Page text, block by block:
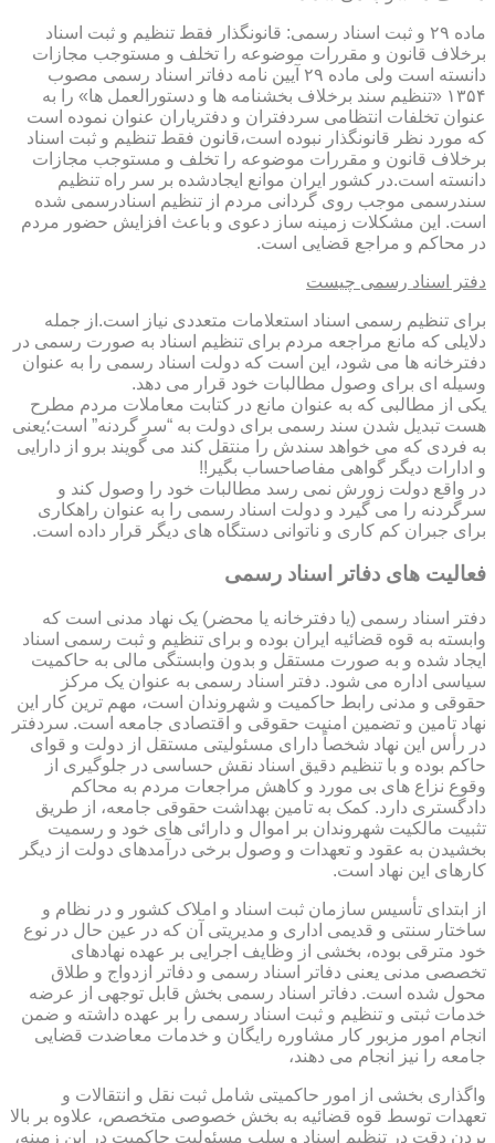
ماده ۲۹ و ثبت اسناد رسمی: قانونگذار فقط تنظیم و ثبت اسناد
برخلاف قانون و مقررات موضوعه را تخلف و مستوجب مجازات
دانسته است ولی ماده ۲۹ آیین نامه دفاتر اسناد رسمی مصوب
۱۳۵۴ «تنظیم سند برخلاف بخشنامه ها و دستورالعمل ها» را به
عنوان تخلفات انتظامی سردفتران و دفتریاران عنوان نموده است
که مورد نظر قانونگذار نبوده است،قانون فقط تنظیم و ثبت اسناد
برخلاف قانون و مقررات موضوعه را تخلف و مستوجب مجازات
دانسته است.در کشور ایران موانع ایجادشده بر سر راه تنظیم
سندرسمی موجب روی گردانی مردم از تنظیم اسنادرسمی شده
است. این مشکلات زمینه ساز دعوی و باعث افزایش حضور مردم
در محاکم و مراجع قضایی است.
دفتر اسناد رسمی چیست
برای تنظیم رسمی اسناد استعلامات متعددی نیاز است.از جمله
دلایلی که مانع مراجعه مردم برای تنظیم اسناد به صورت رسمی در
دفترخانه ها می شود، این است که دولت اسناد رسمی را به عنوان
وسیله ای برای وصول مطالبات خود قرار می دهد.
یکی از مطالبی که به عنوان مانع در کتابت معاملات مردم مطرح
هست تبدیل شدن سند رسمی برای دولت به “سر گردنه” است؛یعنی
به فردی که می خواهد سندش را منتقل کند می گویند برو از دارایی
و ادارات دیگر گواهی مفاصاحساب بگیر!!
در واقع دولت زورش نمی رسد مطالبات خود را وصول کند و
سرگردنه را می گیرد و دولت اسناد رسمی را به عنوان راهکاری
برای جبران کم کاری و ناتوانی دستگاه های دیگر قرار داده است.
فعالیت های دفاتر اسناد رسمی
دفتر اسناد رسمی (یا دفترخانه یا محضر) یک نهاد مدنی است که
وابسته به قوه قضائیه ایران بوده و برای تنظیم و ثبت رسمی اسناد
ایجاد شده و به صورت مستقل و بدون وابستگی مالی به حاکمیت
سیاسی اداره می شود. دفتر اسناد رسمی به عنوان یک مرکز
حقوقی و مدنی رابط حاکمیت و شهروندان است، مهم ترین کار این
نهاد تامین و تضمین امنیت حقوقی و اقتصادی جامعه است. سردفتر
در رأس این نهاد شخصاً دارای مسئولیتی مستقل از دولت و قوای
حاکم بوده و با تنظیم دقیق اسناد نقش حساسی در جلوگیری از
وقوع نزاع های بی مورد و کاهش مراجعات مردم به محاکم
دادگستری دارد. کمک به تامین بهداشت حقوقی جامعه، از طریق
تثبیت مالکیت شهروندان بر اموال و دارائی های خود و رسمیت
بخشیدن به عقود و تعهدات و وصول برخی درآمدهای دولت از دیگر
کارهای این نهاد است.
از ابتدای تأسیس سازمان ثبت اسناد و املاک کشور و در نظام و
ساختار سنتی و قدیمی اداری و مدیریتی آن که در عین حال در نوع
خود مترقی بوده، بخشی از وظایف اجرایی بر عهده نهادهای
تخصصی مدنی یعنی دفاتر اسناد رسمی و دفاتر ازدواج و طلاق
محول شده است. دفاتر اسناد رسمی بخش قابل توجهی از عرضه
خدمات ثبتی و تنظیم و ثبت اسناد رسمی را بر عهده داشته و ضمن
انجام امور مزبور کار مشاوره رایگان و خدمات معاضدت قضایی
جامعه را نیز انجام می دهند،
واگذاری بخشی از امور حاکمیتی شامل ثبت نقل و انتقالات و
تعهدات توسط قوه قضائیه به بخش خصوصی متخصص، علاوه بر بالا
بردن دقت در تنظیم اسناد و سلب مسئولیت حاکمیت در این زمینه،